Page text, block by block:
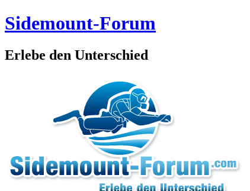
Sidemount-Forum
Erlebe den Unterschied